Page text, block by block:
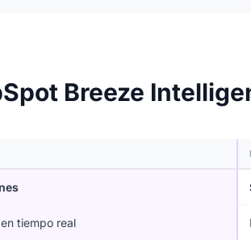
Breeze
tiempo real